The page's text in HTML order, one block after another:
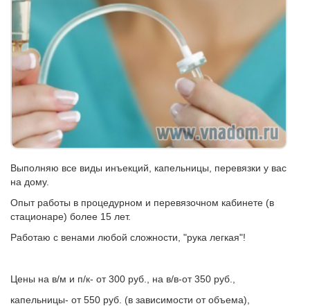
Выполняю все виды инъекций, капельницы, перевязки у вас
на дому.
Опыт работы в процедурном и перевязочном кабинете (в
стационаре) более 15 лет.
Работаю с венами любой сложности, "рука легкая"!
Цены на в/м и п/к- от 300 руб., на в/в-от 350 руб.,
капельницы- от 550 руб. (в зависимости от объема),